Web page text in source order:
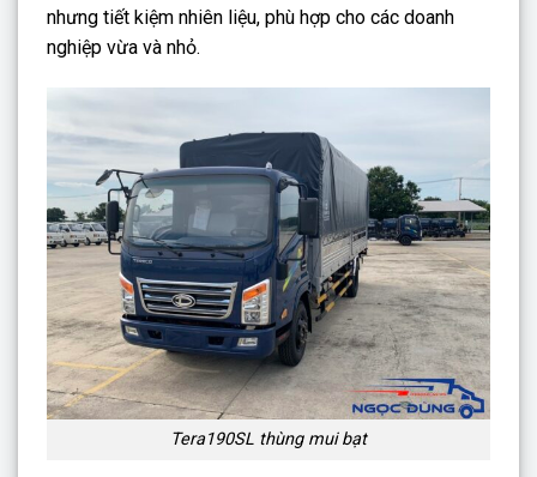
nhưng tiết kiệm nhiên liệu, phù hợp cho các doanh
nghiệp vừa và nhỏ.
Tera190SL thùng mui bạt